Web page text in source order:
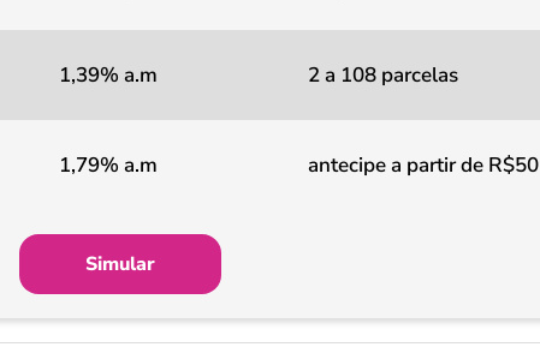
1,39% a.m 2 a 108 parcelas
1,79% a.m antecipe a partir de R$50
Simular